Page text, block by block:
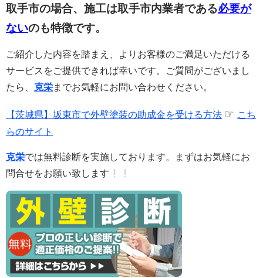
取手市の場合、施工は取手市内業者である必要が
ないのも特徴です。
ご紹介した内容を踏まえ、よりお客様のご満足いただける
サービスをご提供できれば幸いです。ご質問がございまし
たら、 克栄までお気軽にお問い合わせください。
【茨城県】坂東市で外壁塗装の助成金を受ける方法 ☞ こち
らのサイト
克栄では無料診断を実施しております。まずはお気軽にお
問合せをお願い致します